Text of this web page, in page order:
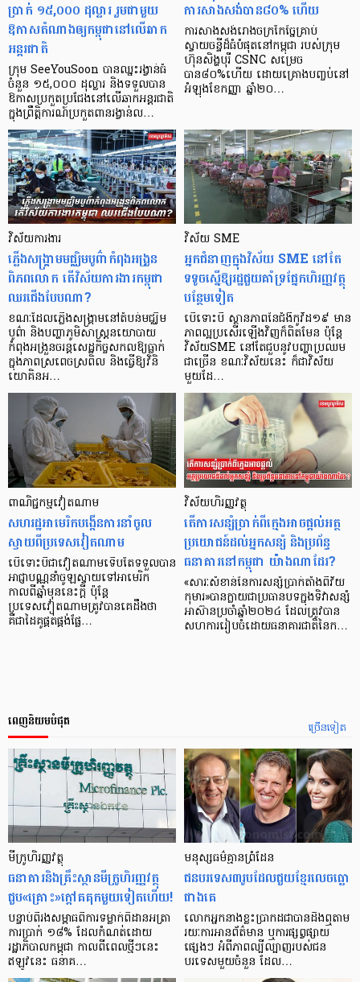
ប្រាក់ ១៥,០០០ ដុល្លារ រួមជាមួយ
ឱកាសតំណាងឲ្យកម្ពុជានៅលើឆាក
អន្តរជាតិ
ក្រុម SeeYouSoon បានឈ្នះរង្វាន់ធំ
ចំនួន ១៥,០០០ ដុល្លារ និងទទួលបាន
ឱកាសប្រកួតប្រជែងនៅលើឆាកអន្តរជាតិ
ក្នុងព្រឹត្តិការណ៍ប្រកួតពានរង្វាន់ល…
ការសាងសង់បាន៨០% ហើយ
ការសាងសង់រោងចក្រកែច្នៃគ្រាប់
ស្វាយចន្ទីដ៏ធំបំផុតនៅកម្ពុជា របស់ក្រុម
ហ៊ុនសិង្ហបុរី CSNC សម្រេច
បាន៨០%ហើយ ដោយគ្រោងបញ្ចប់នៅ
អំឡុងខែកញ្ញា ឆ្នាំ២០…
វិស័យការងារ
ភ្លើងសង្គ្រាមមជ្ឈិមបូព៌ាកំពុងអង្រួន
ពិភពលោក តើវិស័យការងារកម្ពុជា
ឈរជើងបែបណា?
ខណៈដែលភ្លើងសង្គ្រាមនៅតំបន់មជ្ឈិម
បូព៌ា និងបញ្ហាភូមិសាស្ត្រនយោបាយ
កំពុងអង្រួនចរន្តសេដ្ឋកិច្ចសកលឱ្យធ្លាក់
ក្នុងភាពស្រពេចស្រពិល និងធ្វើឱ្យវិនិ
យោគិនអ…
វិស័យ SME
អ្នកជំនាញក្នុងវិស័យ SME នៅតែ
ទទូចស្នើឱ្យរដ្ឋជួយគាំទ្រផ្នែកហិរញ្ញវត្ថុ
បន្ថែមទៀត
បើទោះបី ស្ថានភាពនៃជំងឺកូវីដ១៩ មាន
ភាពល្អប្រសើរឡើងវិញក៏ពិតមែន ប៉ុន្តែ
វិស័យSME នៅតែជួបនូវបញ្ហាប្រឈម
ជាច្រើន ខណៈវិស័យនេះ ក៏ជាវិស័យ
មួយដែ…
ពាណិជ្ជកម្មវៀតណាម
សហរដ្ឋអាមេរិកបង្កើនការនាំចូល
ស្វាយពីប្រទេសវៀតណាម
បើទោះបីជាវៀតណាមទើបតែទទួលបាន
អាជ្ញាបណ្ណនាំចូឡស្វាយទៅអាមេរិក
កាលពីឆ្នាំមុននេះក្ដី ប៉ុន្ដែ
ប្រទេសវៀតណាមត្រូវបានគេដឹងថា
គឺជាដៃគូផ្គត់ផ្គង់ផ្លែ…
វិស័យហិរញ្ញវត្ថុ
តើការសន្សំប្រាក់ពីក្មេងអាចផ្តល់អត្ថ
ប្រយោជន៍ដល់អ្នកសន្សំ និងប្រព័ន្ធ
ធនាគារនៅកម្ពុជា យ៉ាងណាដែរ?
«សារៈសំខាន់នៃការសន្សំប្រាក់តាំងពីវ័យ
កុមារ»បានក្លាយជាប្រធានបទក្នុងទិវាសន្សំ
អាស៊ានប្រចាំឆ្នាំ២០២៤ ដែលត្រូវបាន
សហការរៀបចំដោយធនាគារជាតិនៃក…
ច្រើនទៀត
ពេញនិយមបំផុត
មីក្រូ​ហិរញ្ញវត្ថុ
ធនាគារ​និង​គ្រឹះស្ថាន​មីក្រូ​ហិរញ្ញវត្ថុ​
ជួប«គ្រោះ»ក្តៅ​គគុក​មួយ​ទៀត​ហើយ!
បន្ទាប់​ពី​រង​សម្ពាធ​​ពី​ការ​ទម្លាក់​ពិដាន​អត្រា​
ការ​ប្រាក់ ១៨​% ដែល​កំណត់​ដោយ​
រដ្ឋាភិបាល​កម្ពុជា កាល​ពី​ពេល​ថ្មីៗ​នេះ
ឥឡូវ​នេះ ធនាគ…
មនុស្ស​ធម៌​គ្មាន​ព្រំដែន
ជន​បរទេស​៣​រូប​ដែល​ជួយ​ខ្មែរ​លេច​ធ្លោ​
ជាង​គេ
លោកអ្នក​នាង​ខ្លះ​ប្រាកដ​ជា​បាន​​ដឹង​ឮ​តាម​
រយៈ​ការ​អាន​ព័ត៌មាន ឬ​ការ​ផ្សព្វផ្សាយ​
ផ្សេងៗ អំពី​ភាព​ល្បីល្បាញ​របស់​ជន​
បរទេស​មួយ​ចំនួន ដែល…